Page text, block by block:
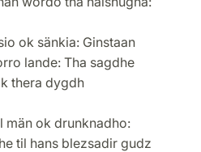
ok sänkia: Ginstaan
lande: Tha sagdhe
thera dygdh
män ok drunknadho:
til hans blezsadir gudz